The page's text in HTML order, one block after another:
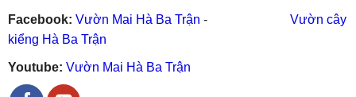
Facebook: Vườn Mai Hà Ba Trận - Vườn cây
kiểng Hà Ba Trận
Youtube: Vườn Mai Hà Ba Trận